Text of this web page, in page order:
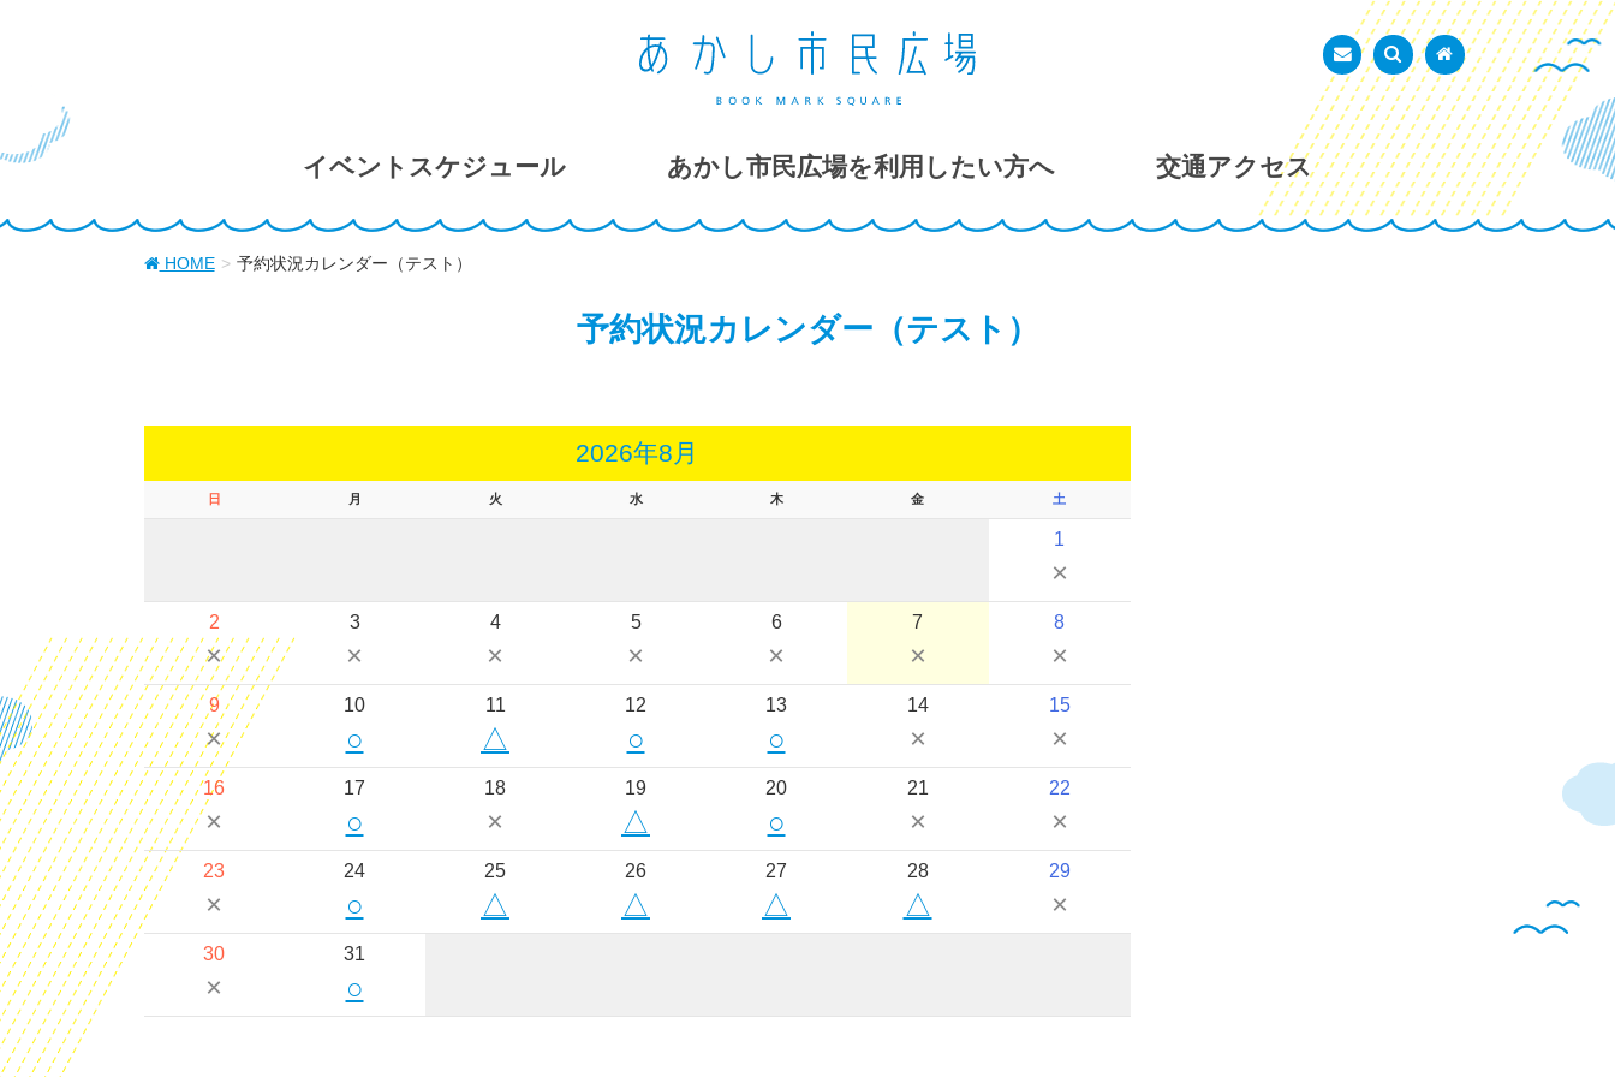
あかし市民広場
お問い合わせ
検索を表示トップページ
イベントスケジュール あかし市民広場を利用したい方へ 交通アクセス
HOME 予約状況カレンダー（テスト）
予約状況カレンダー（テスト）
2026年8月
日 月 火 水 木 金 土
1
×
2
×
3
×
4
×
5
×
6
×
7
×
8
×
9
×
10
○
11
△
12
○
13
○
14
×
15
×
16
×
17
○
18
×
19
△
20
○
21
×
22
×
23
×
24
○
25
△
26
△
27
△
28
△
29
×
30
×
31
○